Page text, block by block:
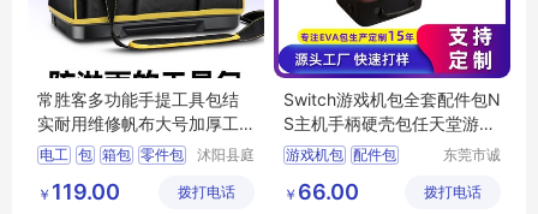
常胜客多功能手提工具包结
实耐用维修帆布大号加厚工
具袋电工专用
电工 包 箱包 零件包
沭阳县庭
商务有限
￥ 119.00 拨打电话
Switch游戏机包全套配件包N
S主机手柄硬壳包任天堂游戏
机收纳盒
游戏机包 配件包
Switch收纳包
东莞市诚
限公司
￥ 66.00 拨打电话